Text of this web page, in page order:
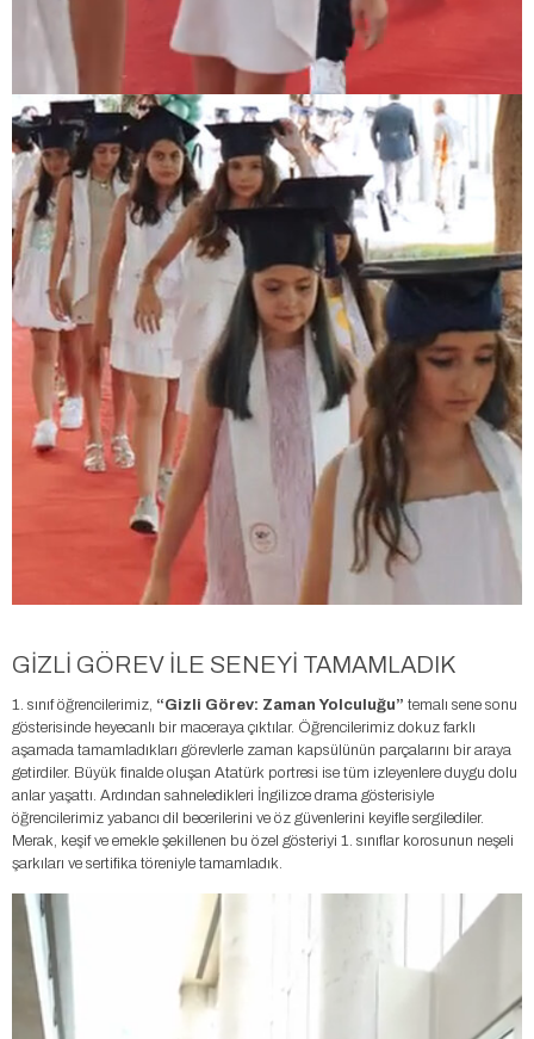
GİZLİ GÖREV İLE SENEYİ TAMAMLADIK
1. sınıf öğrencilerimiz, “Gizli Görev: Zaman Yolculuğu” temalı sene sonu
gösterisinde heyecanlı bir maceraya çıktılar. Öğrencilerimiz dokuz farklı
aşamada tamamladıkları görevlerle zaman kapsülünün parçalarını bir araya
getirdiler. Büyük finalde oluşan Atatürk portresi ise tüm izleyenlere duygu dolu
anlar yaşattı. Ardından sahneledikleri İngilizce drama gösterisiyle
öğrencilerimiz yabancı dil becerilerini ve öz güvenlerini keyifle sergilediler.
Merak, keşif ve emekle şekillenen bu özel gösteriyi 1. sınıflar korosunun neşeli
şarkıları ve sertifika töreniyle tamamladık.